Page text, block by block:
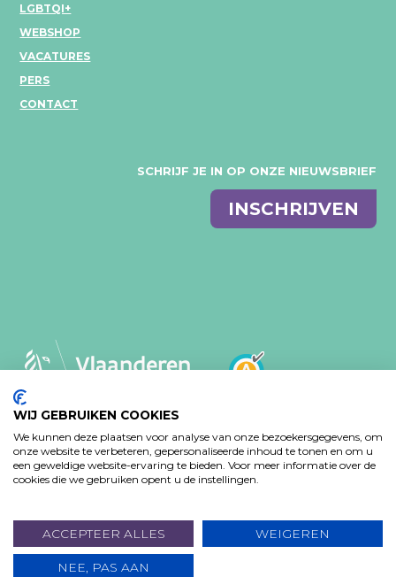
LGBTQI+
WEBSHOP
VACATURES
PERS
CONTACT
SCHRIJF JE IN OP ONZE NIEUWSBRIEF
E-
mail
INSCHRIJVEN
MVO-BELEID
PRIVACY VERKLARING
TOEGANKELIJKHEIDSVERKLARING
www.koba.be
WIJ GEBRUIKEN COOKIES
We kunnen deze plaatsen voor analyse van onze bezoekersgegevens, om
onze website te verbeteren, gepersonaliseerde inhoud te tonen en om u
een geweldige website-ervaring te bieden. Voor meer informatie over de
cookies die we gebruiken opent u de instellingen.
ACCEPTEER ALLES WEIGEREN
NEE, PAS AAN